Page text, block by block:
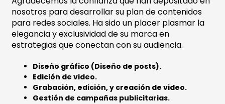
nosotros para desarrollar su plan de contenidos
para redes sociales. Ha sido un placer plasmar la
elegancia y exclusividad de su marca en
estrategias que conectan con su audiencia.
Diseño gráfico (Diseño de posts).
Edición de video.
Grabación, edición, y creación de video.
Gestión de campañas publicitarias.